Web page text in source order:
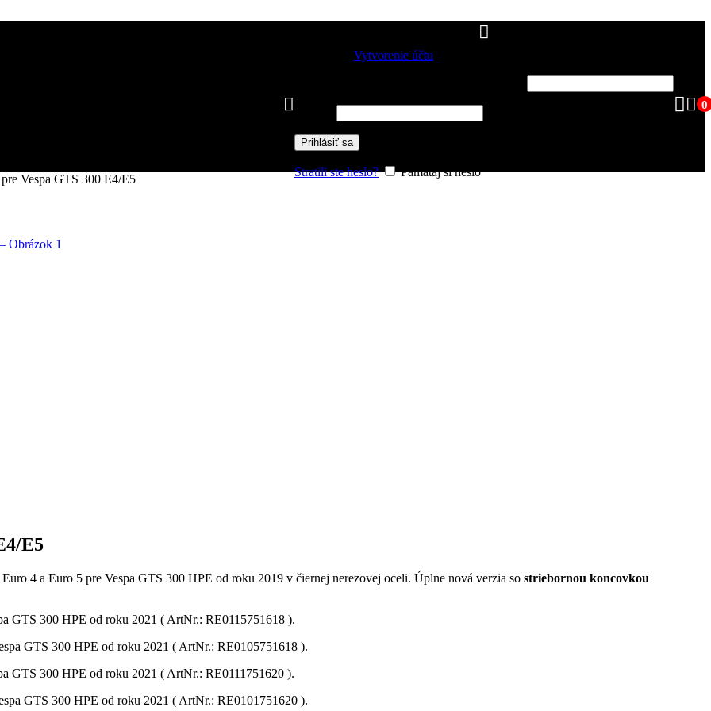
Vytvorenie účtu
Prihlásiť sa
Stratili ste heslo? Pamätaj si heslo
0
Vespa GTS 300 E4/E5
E5
4 a Euro 5 pre Vespa GTS 300 HPE od roku 2019 v čiernej nerezovej oceli. Úplne nová verzia so striebornou koncovkou
GTS 300 HPE od roku 2021 ( ArtNr.: RE0115751618 ).
GTS 300 HPE od roku 2021 ( ArtNr.: RE0105751618 ).
GTS 300 HPE od roku 2021 ( ArtNr.: RE0111751620 ).
GTS 300 HPE od roku 2021 ( ArtNr.: RE0101751620 ).